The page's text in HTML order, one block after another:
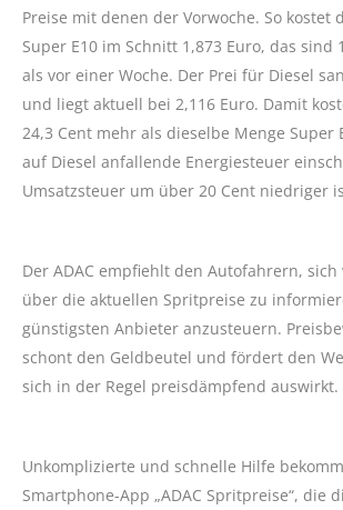
Preise mit denen der Vorwoche. So kostet
Super E10 im Schnitt 1,873 Euro, das sind
als vor einer Woche. Der Prei für Diesel
und liegt aktuell bei 2,116 Euro. Damit
24,3 Cent mehr als dieselbe Menge Super
auf Diesel anfallende Energiesteuer
Umsatzsteuer um über 20 Cent niedriger
Der ADAC empfiehlt den Autofahrern, sich
über die aktuellen Spritpreise zu
günstigsten Anbieter anzusteuern.
schont den Geldbeutel und fördert den
sich in der Regel preisdämpfend auswirkt.
Unkomplizierte und schnelle Hilfe
Smartphone-App „ADAC Spritpreise“, die